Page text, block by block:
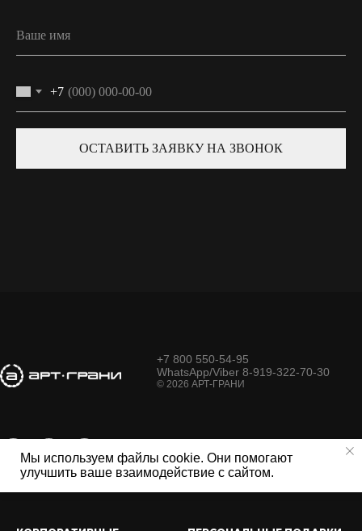
+7
ОСТАВИТЬ ЗАЯВКУ НА ЗВОНОК
Мы используем файлы cookie. Они помогают
улучшить ваше взаимодействие с сайтом.
+7 800 550-54-95
WhatsApp/Viber 8-919-322-70-30
© 2026 АРТ-ГРАНИ